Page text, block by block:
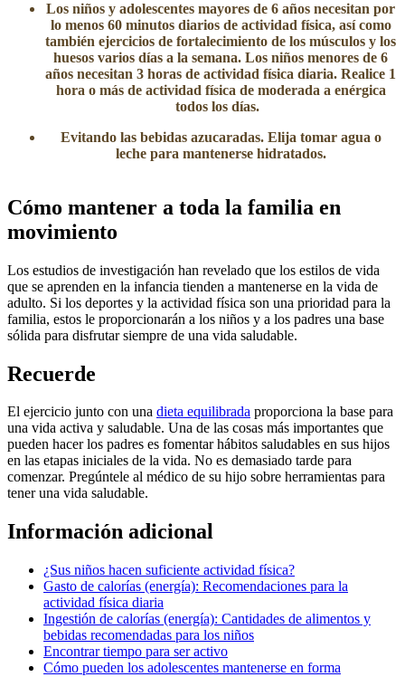
Los niños y adolescentes mayores de 6 años necesitan por
lo menos 60 minutos diarios de actividad física, así como
también ejercicios de fortalecimiento de los músculos y los
huesos varios días a la semana. Los niños menores de 6
años necesitan 3 horas de actividad física diaria. Realice 1
hora o más de actividad física de moderada a enérgica
todos los días.
Evitan​do las bebidas azucaradas. Elija tomar agua o
leche para mantenerse hidratados.
Cómo mantener a toda la familia en
movimiento
Los estudios de investigación han revelado que los estilos de vida
que se aprenden en la infancia tienden a mantenerse en la vida de
adulto. Si los deportes y la actividad física son una prioridad para la
familia, estos le proporcionarán a los niños y a los padres una base
sólida para disfrutar siempre de una vida saludable.
Recuerde
El ejercicio junto con una dieta equilibrada​ proporciona la base para
una vida activa y saludable. Una de las cosas más importantes que
pueden hacer los padres es fomentar hábitos saludables en sus hijos
en las etapas iniciales de la vida. No es demasiado tarde para
comenzar. Pregúntele al médico de su hijo sobre herramientas para
tener una vida saludable.
​Información adicional
¿Sus niños hacen suficiente actividad física?​
Gasto de calorías (energía): Recomendaciones para la
actividad física diaria
Ingestión de calorías (energía): Cantidades de alimentos y
bebidas recomendadas para los niños
Encontrar tiempo para ser activo
Cómo pueden los adolescentes mantenerse en forma